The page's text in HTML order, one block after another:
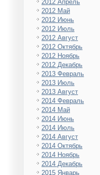
2012 Апрель
2012 Май
2012 Июнь
2012 Июль
2012 Август
2012 Октябрь
2012 Ноябрь
2012 Декабрь
2013 Февраль
2013 Июль
2013 Август
2014 Февраль
2014 Май
2014 Июнь
2014 Июль
2014 Август
2014 Октябрь
2014 Ноябрь
2014 Декабрь
2015 Январь